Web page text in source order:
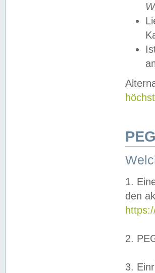
1.
den
2.
3.